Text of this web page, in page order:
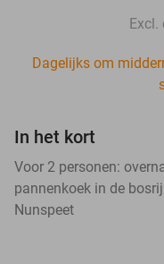
Excl.
Dagelijks om
In het kort
Voor 2 personen:
pannenkoek in de
Nunspeet